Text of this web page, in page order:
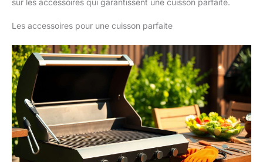
sur les accessoires qui garantissent une cuisson parfaite.
Les accessoires pour une cuisson parfaite